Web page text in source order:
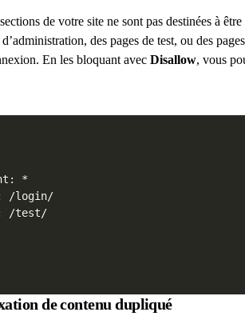
de votre site ne sont pas destinées à
des pages de test, ou des
En les bloquant avec Disallow, vous
*
/login/
Disallow: /test/
de contenu dupliqué